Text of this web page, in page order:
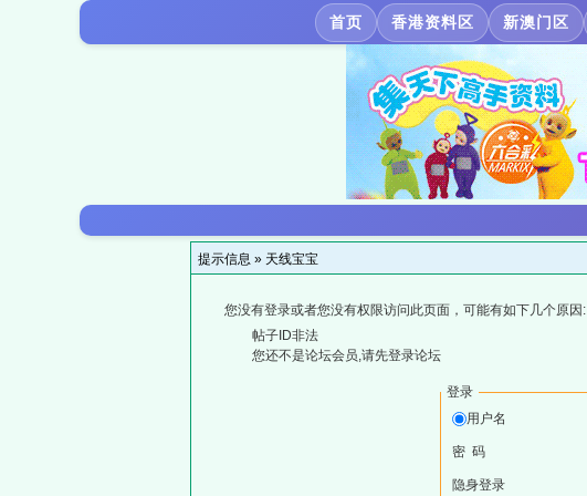
首页 香港资料区 新澳门区
提示信息 » 天线宝宝
您没有登录或者您没有权限访问此页面，可能有如下几个原因:
帖子ID非法
您还不是论坛会员,请先登录论坛
登录
用户名
密 码
隐身登录